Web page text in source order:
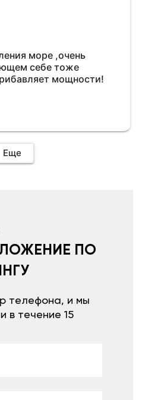
устройства
120 км
не
к покупке.
море ,очень
себе тоже
мощности!
Еще
ПО
телефона, и мы
в течение 15